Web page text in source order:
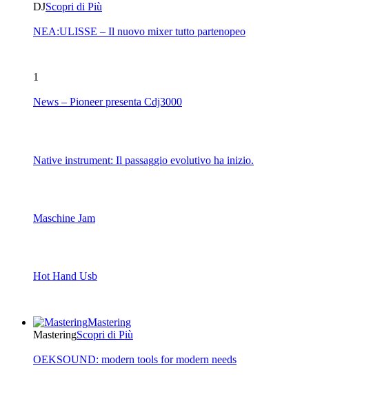
DJScopri di Più
NEA:ULISSE – Il nuovo mixer tutto partenopeo
1
News – Pioneer presenta Cdj3000
Native instrument: Il passaggio evolutivo ha inizio.
Maschine Jam
Hot Hand Usb
Mastering
MasteringScopri di Più
OEKSOUND: modern tools for modern needs